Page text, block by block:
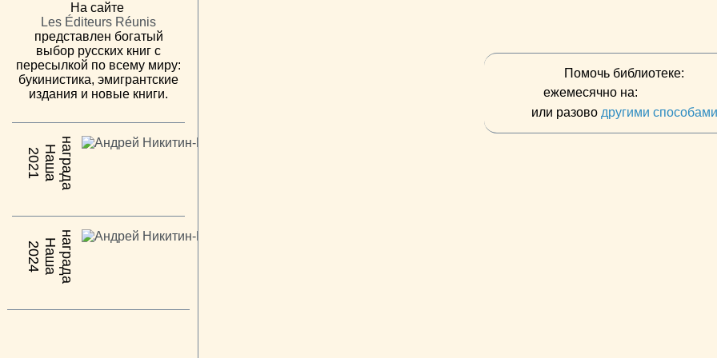
На сайте
Les Éditeurs Réunis
представлен богатый
выбор русских книг с
пересылкой по всему миру:
букинистика, эмигрантские
издания и новые книги.
2021 Н
а
ш
ан
а
г
р
а
да
2024 Н
а
ш
ан
а
г
р
а
да
Помочь библиотеке:
ежемесячно на:
или разово другими способами